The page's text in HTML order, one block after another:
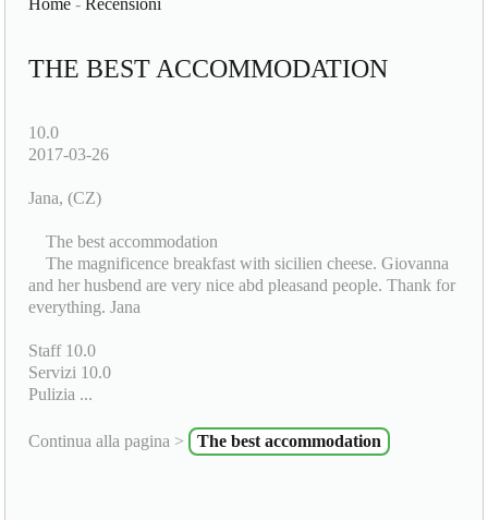
Home -Recensioni
THE BEST ACCOMMODATION
10.0
2017-03-26
Jana, (CZ)
The best accommodation
The magnificence breakfast with sicilien cheese. Giovanna
and her husbend are very nice abd pleasand people. Thank for
everything. Jana
Staff 10.0
Servizi 10.0
Pulizia ...
Continua alla pagina > The best accommodation